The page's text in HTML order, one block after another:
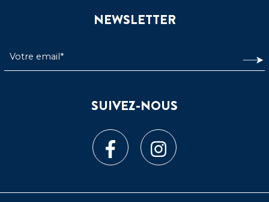
NEWSLETTER
SUIVEZ-NOUS